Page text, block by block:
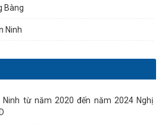
Bàng
Ninh
từ năm 2020 đến năm 2024 Nghị